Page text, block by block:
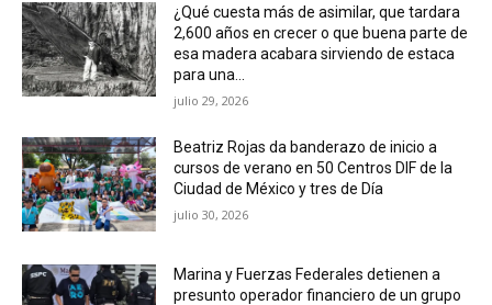
¿Qué cuesta más de asimilar, que tardara
2,600 años en crecer o que buena parte de
esa madera acabara sirviendo de estaca
para una...
julio 29, 2026
Beatriz Rojas da banderazo de inicio a
cursos de verano en 50 Centros DIF de la
Ciudad de México y tres de Día
julio 30, 2026
Marina y Fuerzas Federales detienen a
presunto operador financiero de un grupo